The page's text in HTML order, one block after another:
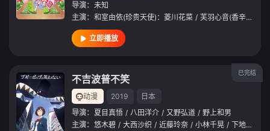
导演： 未知
主演： 和室由依(珍贵天使)：菱川花菜 / 芙羽心音(香辛天使)：清水理沙
立即播放
已完结
不吉波普不笑
动漫 2019
日本
导演： 夏目真悟 / 八田洋介 / 又野弘道 / 野上和男
主演： 悠木碧 / 大西沙织 / 近藤玲奈 / 小林千晃 / 下地紫野